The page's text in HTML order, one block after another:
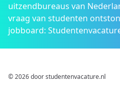
uitzendbureaus van
vraag van studenten
jobboard:
© 2026 door studentenvacature.nl